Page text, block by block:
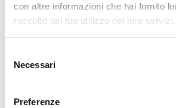
con altre informazioni che hai fornito
raccolto dal tuo utilizzo dei loro servizi.
delNecessari
Preferenze
alte prestazioni significa
sicurezza, durata nel tempo e
Fattori che
la scelta degli